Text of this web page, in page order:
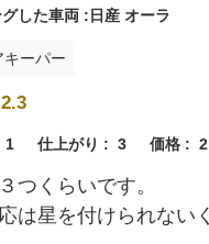
した車両 :日産 オーラ
キーパー
2.3
1 仕上がり : 3 価格 : 2
つくらいです。
は星を付けられない